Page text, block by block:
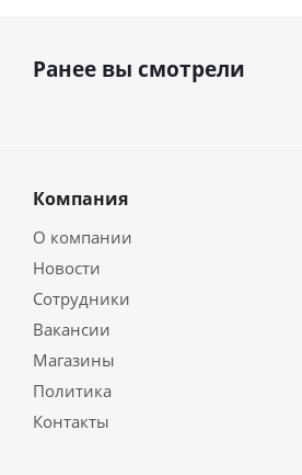
Ранее вы смотрели
Компания
О компании
Новости
Сотрудники
Вакансии
Магазины
Политика
Контакты